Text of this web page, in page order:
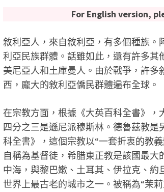
For English version,
敘利亞人，來自敘利亞，有多個種族
利亞民族群體。話雖如此，還有許多
美尼亞人和土庫曼人。由於戰爭，許
西，龐大的敘利亞僑民群體遍布全球。
在宗教方面，根據《大英百科全書》，
四分之三是遜尼派穆斯林。德魯茲教
科全書》，這個宗教以“一套折衷的教
自稱為基督徒，希腊東正教是該國最
中海，與黎巴嫩、土耳其、伊拉克、
世界上最古老的城市之一。被稱為“茉